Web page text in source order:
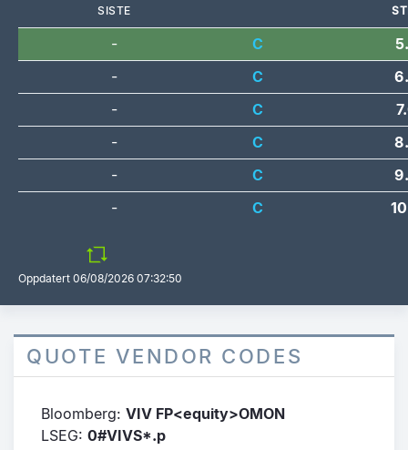
SISTE
- C
-
C
-
C
-
C
-
C
-
C
Oppdatert 06/08/2026 07:32:50
QUOTE VENDOR CODES
Bloomberg: VIV FP<equity>OMON
LSEG: 0#VIVS*.p